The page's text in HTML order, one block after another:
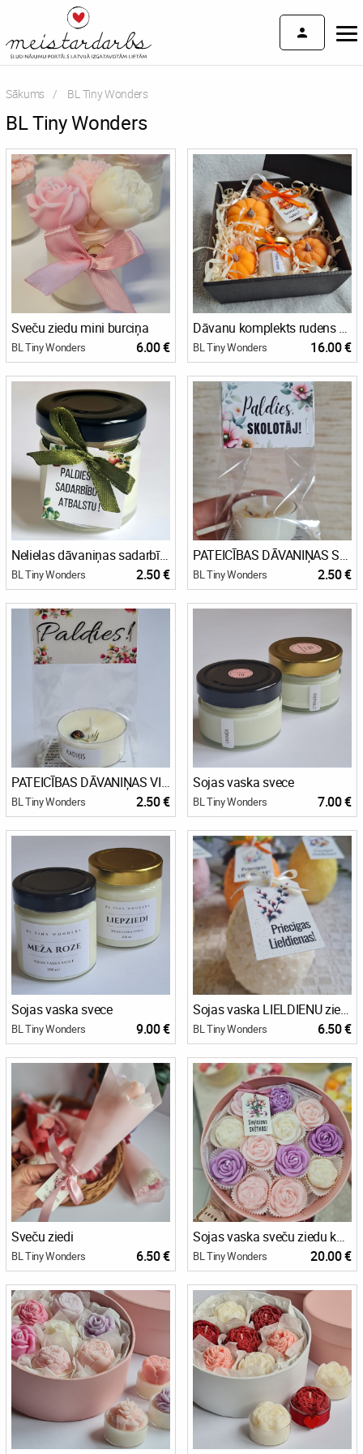
Sākums Current:
BL Tiny Wonders
BL Tiny Wonders
Sveču ziedu mini burciņa
BL Tiny Wonders 6.00 €
Dāvanu komplekts rudens noskaņai
BL Tiny Wonders 16.00 €
Nelielas dāvaniņas sadarbības partneriem un klientiem! 🎁
BL Tiny Wonders 2.50 €
PATEICĪBAS DĀVANIŅAS SKOLOTĀJIEM
BL Tiny Wonders 2.50 €
PATEICĪBAS DĀVANIŅAS VIESIEM
BL Tiny Wonders 2.50 €
Sojas vaska svece
BL Tiny Wonders 7.00 €
Sojas vaska svece
BL Tiny Wonders 9.00 €
Sojas vaska LIELDIENU ziedu oliņa
BL Tiny Wonders 6.50 €
Sveču ziedi
BL Tiny Wonders 6.50 €
Sojas vaska sveču ziedu kaste
BL Tiny Wonders 20.00 €